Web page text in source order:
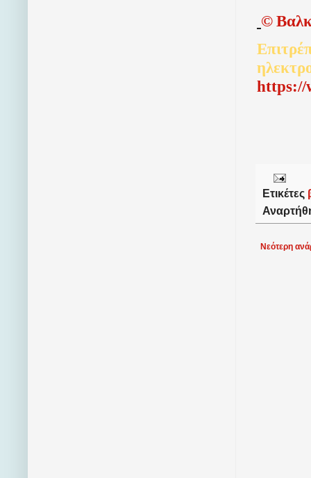
©
https://
Ετικέτες
Νεότερη